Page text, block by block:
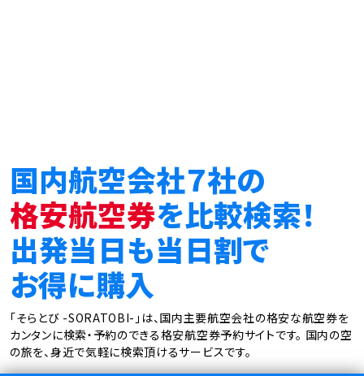
国内航空会社７社の
格安航空券を比較検索！
出発当日も当日割で
お得に購入
「そらとび -SORATOBI-」は、国内主要航空会社の格安な航空券を
カンタンに検索・予約のできる格安航空券予約サイトです。 国内の空
の旅を、身近で気軽に検索頂けるサービスです。